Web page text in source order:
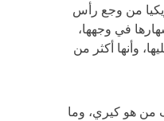
من وجع رأس
في وجهها،
وأنها أكثر من
من هو كيري، وما